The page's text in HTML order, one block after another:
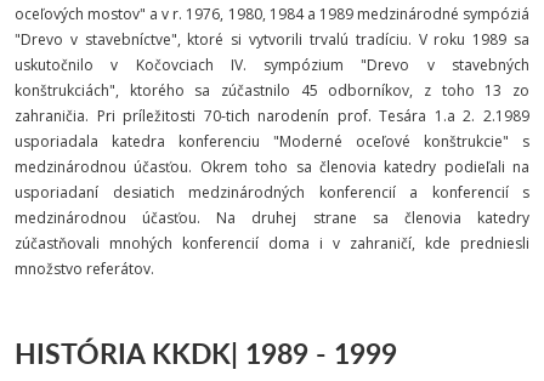
oceľových mostov" a v r. 1976, 1980, 1984 a 1989 medzinárodné sympóziá
"Drevo v stavebníctve", ktoré si vytvorili trvalú tradíciu. V roku 1989 sa
uskutočnilo v Kočovciach IV. sympózium "Drevo v stavebných
konštrukciách", ktorého sa zúčastnilo 45 odborníkov, z toho 13 zo
zahraničia. Pri príležitosti 70-tich narodenín prof. Tesára 1.a 2. 2.1989
usporiadala katedra konferenciu "Moderné oceľové konštrukcie" s
medzinárodnou účasťou. Okrem toho sa členovia katedry podieľali na
usporiadaní desiatich medzinárodných konferencií a konferencií s
medzinárodnou účasťou. Na druhej strane sa členovia katedry
zúčastňovali mnohých konferencií doma i v zahraničí, kde predniesli
množstvo referátov.
HISTÓRIA KKDK| 1989 - 1999